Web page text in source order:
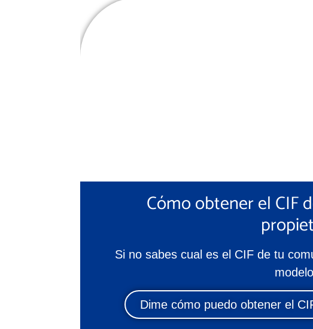
Cómo obtener el CIF
Si no sabes cual es el CIF de tu
Dime cómo puedo obtener el